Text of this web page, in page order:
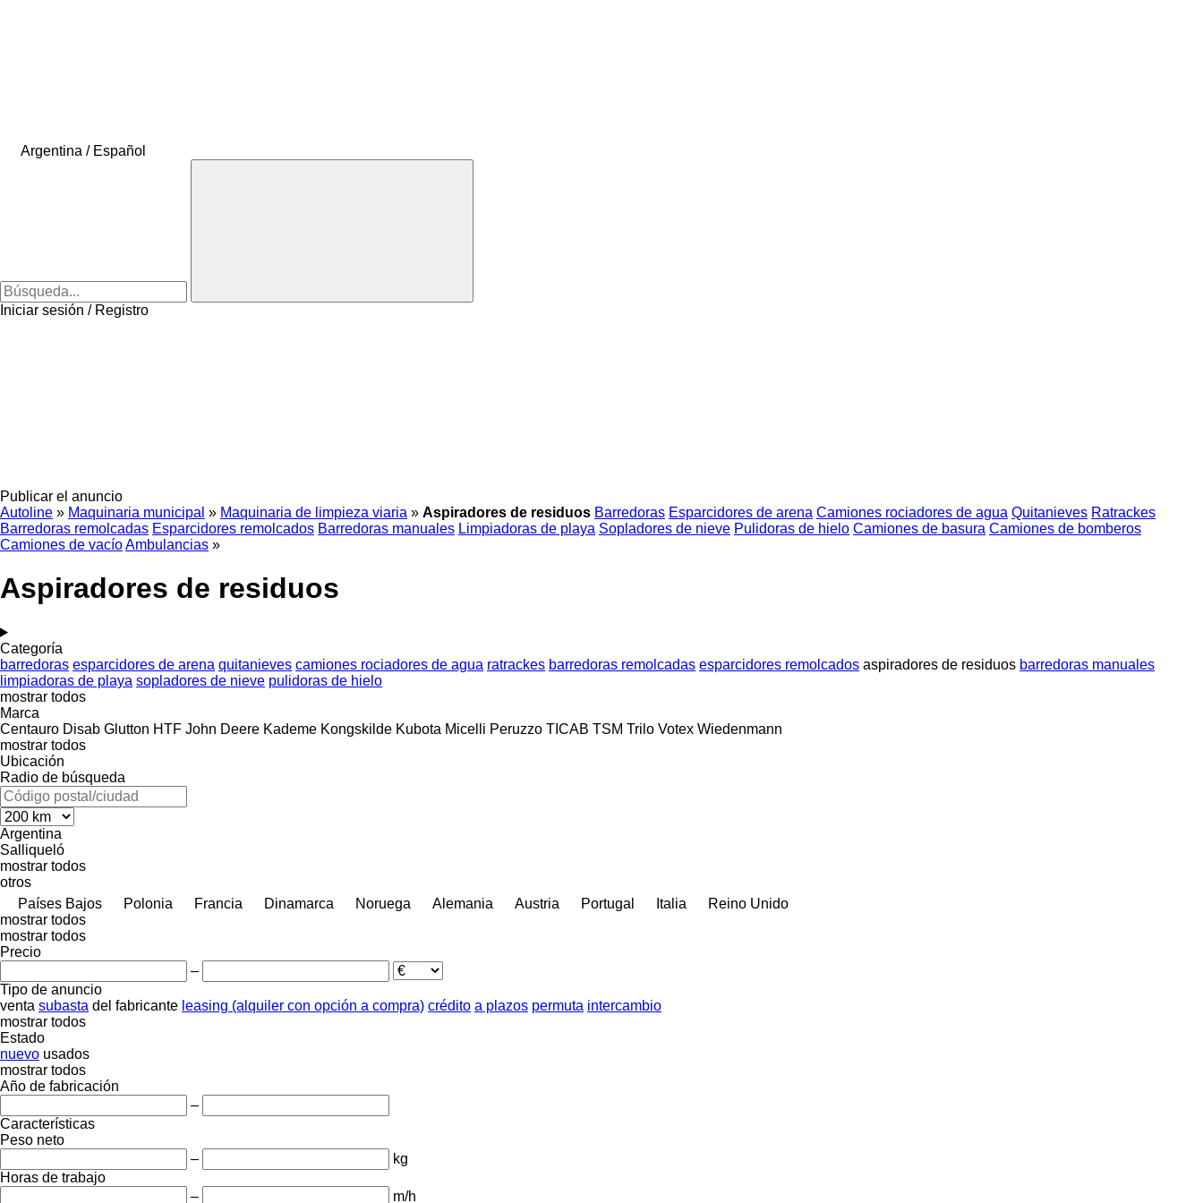
Argentina / Español
Iniciar sesión / Registro
Publicar el anuncio
Autoline » Maquinaria municipal » Maquinaria de limpieza viaria » Aspiradores de residuos Barredoras Esparcidores de arena Camiones rociadores de agua Quitanieves Ratrackes
Barredoras remolcadas Esparcidores remolcados Barredoras manuales Limpiadoras de playa Sopladores de nieve Pulidoras de hielo Camiones de basura Camiones de bomberos
Camiones de vacíoAmbulancias »
Aspiradores de residuos
Categoría
barredoras esparcidores de arena quitanieves camiones rociadores de agua ratrackes barredoras remolcadas esparcidores remolcados aspiradores de residuos barredoras manuales
limpiadoras de playa sopladores de nieve pulidoras de hielo
mostrar todos
Marca
Centauro Disab Glutton HTF John Deere Kademe Kongskilde Kubota Micelli Peruzzo TICAB TSM Trilo Votex Wiedenmann
mostrar todos
Ubicación
Radio de búsqueda
Argentina
Salliqueló
mostrar todos
otros
Países Bajos
Polonia Francia Dinamarca Noruega Alemania Austria Portugal Italia
Reino Unido
mostrar todos
mostrar todos
Precio
–
Tipo de anuncio
venta subasta del fabricante leasing (alquiler con opción a compra) crédito a plazos permuta intercambio
mostrar todos
Estado
nuevo usados
mostrar todos
Año de fabricación
–
Características
Peso neto
–
kg
Horas de trabajo
–
m/h